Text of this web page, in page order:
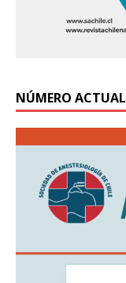
NÚMERO ACTUAL